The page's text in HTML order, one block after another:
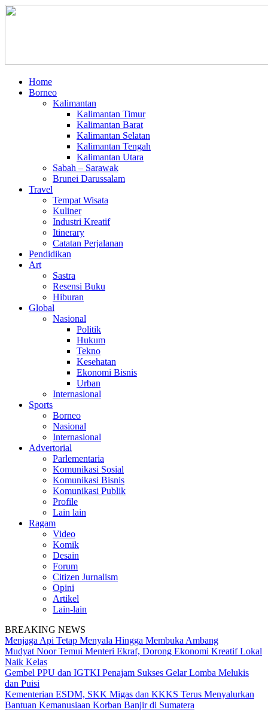
Home
Borneo
Kalimantan
Kalimantan Timur
Kalimantan Barat
Kalimantan Selatan
Kalimantan Tengah
Kalimantan Utara
Sabah – Sarawak
Brunei Darussalam
Travel
Tempat Wisata
Kuliner
Industri Kreatif
Itinerary
Catatan Perjalanan
Pendidikan
Art
Sastra
Resensi Buku
Hiburan
Global
Nasional
Politik
Hukum
Tekno
Kesehatan
Ekonomi Bisnis
Urban
Internasional
Sports
Borneo
Nasional
Internasional
Advertorial
Parlementaria
Komunikasi Sosial
Komunikasi Bisnis
Komunikasi Publik
Profile
Lain lain
Ragam
Video
Komik
Desain
Forum
Citizen Jurnalism
Opini
Artikel
Lain-lain
BREAKING NEWS
Menjaga Api Tetap Menyala Hingga Membuka Ambang
Mudyat Noor Temui Menteri Ekraf, Dorong Ekonomi Kreatif Lokal
Naik Kelas
Gembel PPU dan IGTKI Penajam Sukses Gelar Lomba Melukis
dan Puisi
Kementerian ESDM, SKK Migas dan KKKS Terus Menyalurkan
Bantuan Kemanusiaan Korban Banjir di Sumatera